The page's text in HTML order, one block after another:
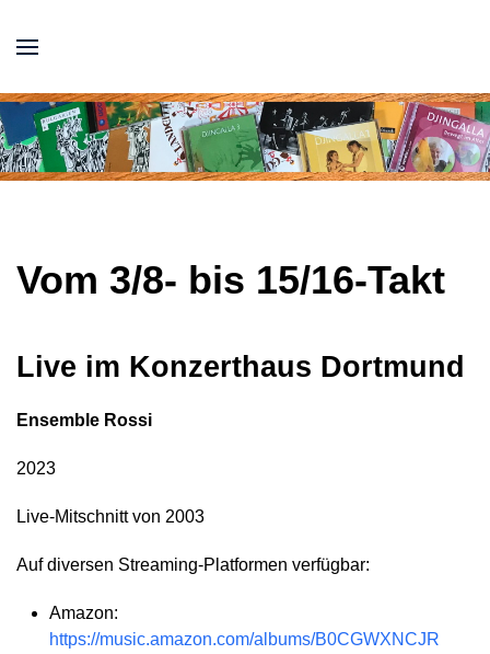
Vom 3/8- bis 15/16-Takt
Live im Konzerthaus Dortmund
Ensemble Rossi
2023
Live-Mitschnitt von 2003
Auf diversen Streaming-Platformen verfügbar:
Amazon:
https://music.amazon.com/albums/B0CGWXNCJR